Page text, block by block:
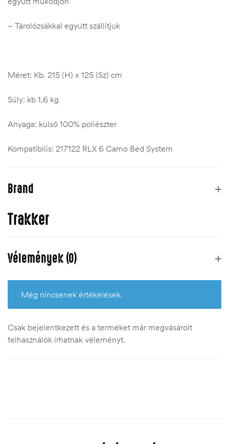
– Tárolózsákkal együtt szállítjuk
Méret: Kb. 215 (H) x 125 (Sz) cm
Súly: kb 1,6 kg
Anyaga: külső 100% poliészter
Kompatibilis: 217122 RLX 6 Camo Bed System
Brand
Trakker
Vélemények (0)
Még nincsenek értékelések.
Csak bejelentkezett és a terméket már megvásárolt
felhasználók írhatnak véleményt.